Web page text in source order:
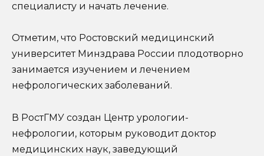
специалисту и начать лечение.
Отметим, что Ростовский медицинский
университет Минздрава России плодотворно
занимается изучением и лечением
нефрологических заболеваний.
В РостГМУ создан Центр урологии-
нефрологии, которым руководит доктор
медицинских наук, заведующий